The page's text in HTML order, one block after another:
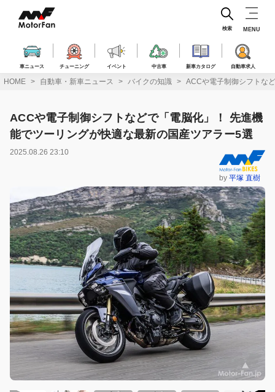
ス
車ニュース チューニング イベント 中古車 新車カタログ 自動車求人
検索 MENU
HOME 自動車・新車ニュース バイクの知識 ACCや電子制御シフトな
ACCや電子制御シフトなどで「電脳化」！ 先進機
能でツーリングが快適な最新の国産ツアラー5選
2025.08.26 23:10
by平塚 直樹